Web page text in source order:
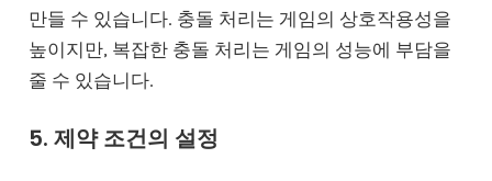
만들 수 있습니다. 충돌 처리는 게임의 상호작용성을
높이지만, 복잡한 충돌 처리는 게임의 성능에 부담을
줄 수 있습니다.
5. 제약 조건의 설정